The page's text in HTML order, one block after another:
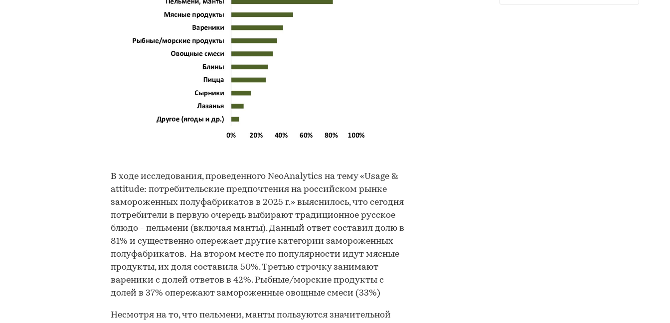
В ходе исследования, проведенного NeoAnalytics на тему «Usage &
attitude: потребительские предпочтения на российском рынке
замороженных полуфабрикатов в 2025 г.» выяснилось, что сегодня
потребители в первую очередь выбирают традиционное русское
блюдо - пельмени (включая манты). Данный ответ составил долю в
81% и существенно опережает другие категории замороженных
полуфабрикатов. На втором месте по популярности идут мясные
продукты, их доля составила 50%. Третью строчку занимают
вареники с долей ответов в 42%. Рыбные/морские продукты с
долей в 37% опережают замороженные овощные смеси (33%)
Несмотря на то, что пельмени, манты пользуются значительной